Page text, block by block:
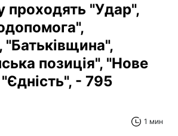
проходять "Удар",
позиція", "Нове
- 795
1 мин